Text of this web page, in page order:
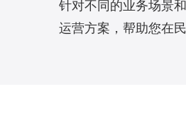
针对不同的业务场景
运营方案，帮助您在